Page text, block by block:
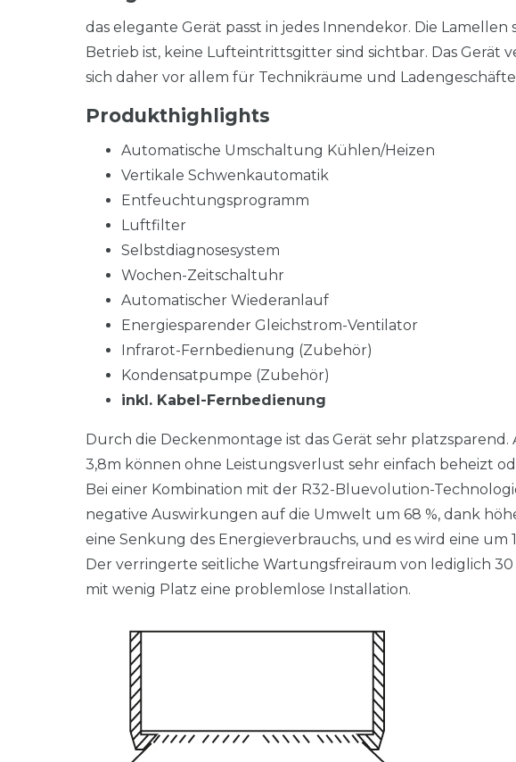
das elegante Gerät passt in jedes Innendekor. Die
Betrieb ist, keine Lufteintrittsgitter sind sichtbar. Das Gerät
sich daher vor allem für Technikräume und
Produkthighlights
Automatische Umschaltung Kühlen/Heizen
Vertikale Schwenkautomatik
Entfeuchtungsprogramm
Luftfilter
Selbstdiagnosesystem
Wochen-Zeitschaltuhr
Automatischer Wiederanlauf
Energiesparender Gleichstrom-Ventilator
Infrarot-Fernbedienung (Zubehör)
Kondensatpumpe (Zubehör)
inkl. Kabel-Fernbedienung
Durch die Deckenmontage ist das Gerät sehr
3,8m können ohne Leistungsverlust sehr einfach beheizt
Bei einer Kombination mit der R32-Bluevolution-
negative Auswirkungen auf die Umwelt um 68 %, dank
eine Senkung des Energieverbrauchs, und es wird eine
Der verringerte seitliche Wartungsfreiraum von lediglich
mit wenig Platz eine problemlose Installation.